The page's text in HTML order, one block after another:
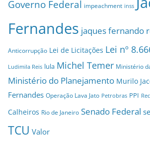
Governo Federal impeachment inss
Fernandes jaques fernando
Anticorrupção Lei de Licitações Lei nº
Ludimila Reis lula Michel Temer Ministério
Ministério do Planejamento Murilo
Fernandes Operação Lava Jato Petrobras PPI
Calheiros Rio de Janeiro Senado Federal
TCU Valor